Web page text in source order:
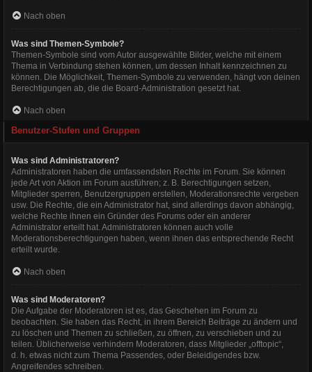
Nach oben
Was sind Themen-Symbole?
Themen-Symbole sind vom Autor ausgewählte Bilder, welche mit einem
Thema in Verbindung stehen können, um dessen Inhalt kennzeichnen zu
können. Die Möglichkeit, Themen-Symbole zu verwenden, hängt von deinen
Berechtigungen ab, die die Board-Administration gesetzt hat.
Nach oben
Benutzer-Stufen und Gruppen
Was sind Administratoren?
Administratoren haben die umfassendsten Rechte im Forum. Sie können
jede Art von Aktion im Forum ausführen; z. B. Berechtigungen setzen,
Mitglieder sperren, Benutzergruppen erstellen, Moderationsrechte vergeben
usw. Die Rechte, die ein Administrator hat, sind allerdings davon abhängig,
welche Rechte ihnen ein Gründer des Forums oder ein anderer
Administrator erteilt hat. Administratoren können auch volle
Moderationsberechtigungen haben, wenn ihnen das entsprechende Recht
erteilt wurde.
Nach oben
Was sind Moderatoren?
Die Aufgabe der Moderatoren ist es, das Geschehen im Forum zu
beobachten. Sie haben das Recht, in ihrem Bereich Beiträge zu ändern und
zu löschen und Themen zu schließen, zu öffnen, zu verschieben und zu
teilen. Üblicherweise verhindern Moderatoren, dass Mitglieder „offtopic“,
d. h. etwas nicht zum Thema Passendes, oder Beleidigendes bzw.
Angreifendes schreiben.